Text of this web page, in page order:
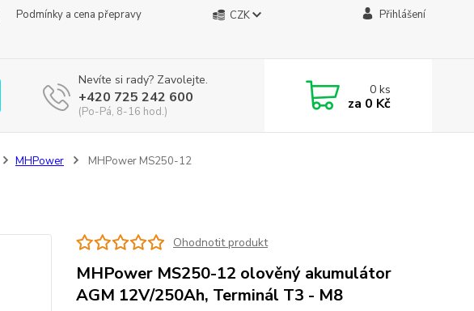
Podmínky a cena přepravy
CZK Přihlášení
Nevíte si rady? Zavolejte.
+420 725 242 600
(Po-Pá, 8-16 hod.)
0ks
za 0 Kč
MHPower MHPower MS250-12
Ohodnotit produkt
MHPower MS250-12 olověný akumulátor
AGM 12V/250Ah, Terminál T3 - M8